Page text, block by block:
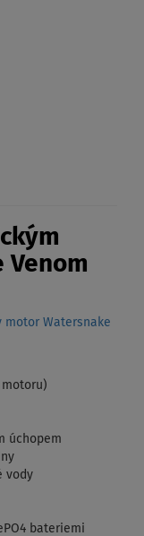
Venom
motor Watersnake
úchopem
vody
bateriemi